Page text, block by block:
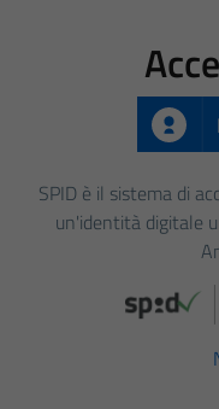
SPID è il sistema di
un'identità digitale